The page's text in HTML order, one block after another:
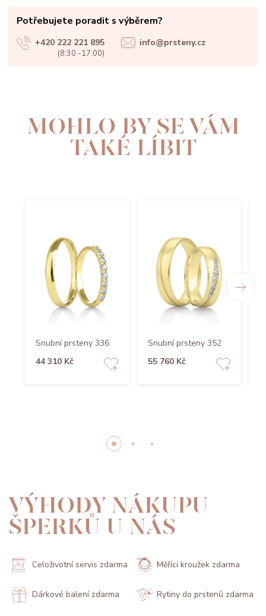
Potřebujete poradit s výběrem?
+420 222 221 895
(8:30 -17:00)
info@prsteny.cz
MOHLO BY SE VÁM
TAKÉ LÍBIT
Snubní prsteny 336
44 310 Kč
Snubní prsteny 352
55 760 Kč
VÝHODY NÁKUPU
ŠPERKŮ U NÁS
Celoživotní servis zdarma Měřící kroužek zdarma
Dárkové balení zdarma Rytiny do prstenů zdarma